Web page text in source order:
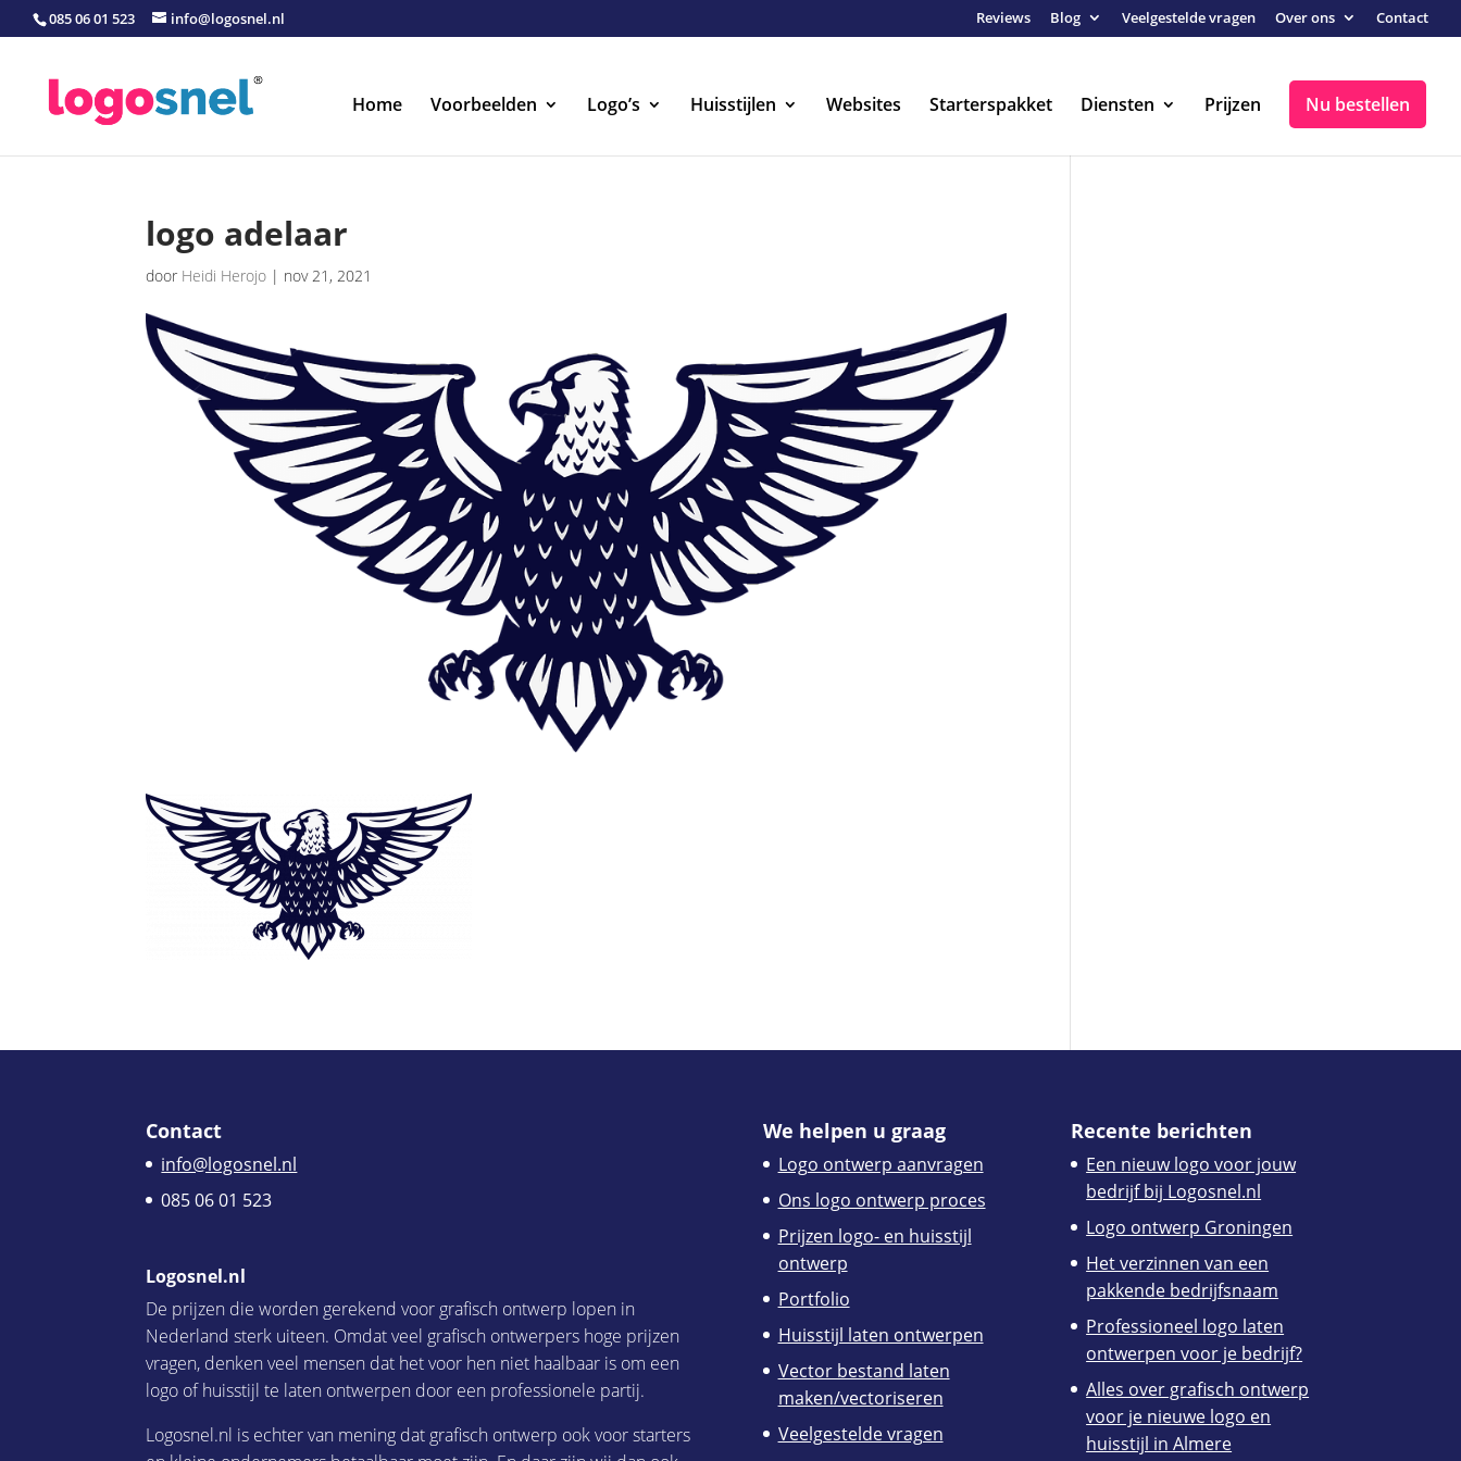
085 06 01 523 info@logosnel.nl Reviews Blog Veelgestelde vragen Over ons Contact
Home Voorbeelden Logo’s Huisstijlen Websites Starterspakket Diensten Prijzen Nu bestellen
logo adelaar
door Heidi Herojo | nov 21, 2021
Contact
info@logosnel.nl
085 06 01 523
Logosnel.nl
De prijzen die worden gerekend voor grafisch ontwerp lopen in
Nederland sterk uiteen. Omdat veel grafisch ontwerpers hoge prijzen
vragen, denken veel mensen dat het voor hen niet haalbaar is om een
logo of huisstijl te laten ontwerpen door een professionele partij.
Logosnel.nl is echter van mening dat grafisch ontwerp ook voor starters
We helpen u graag
Logo ontwerp aanvragen
Ons logo ontwerp proces
Prijzen logo- en huisstijl
ontwerp
Portfolio
Huisstijl laten ontwerpen
Vector bestand laten
maken/vectoriseren
Veelgestelde vragen
Recente berichten
Een nieuw logo voor jouw
bedrijf bij Logosnel.nl
Logo ontwerp Groningen
Het verzinnen van een
pakkende bedrijfsnaam
Professioneel logo laten
ontwerpen voor je bedrijf?
Alles over grafisch ontwerp
voor je nieuwe logo en
huisstijl in Almere